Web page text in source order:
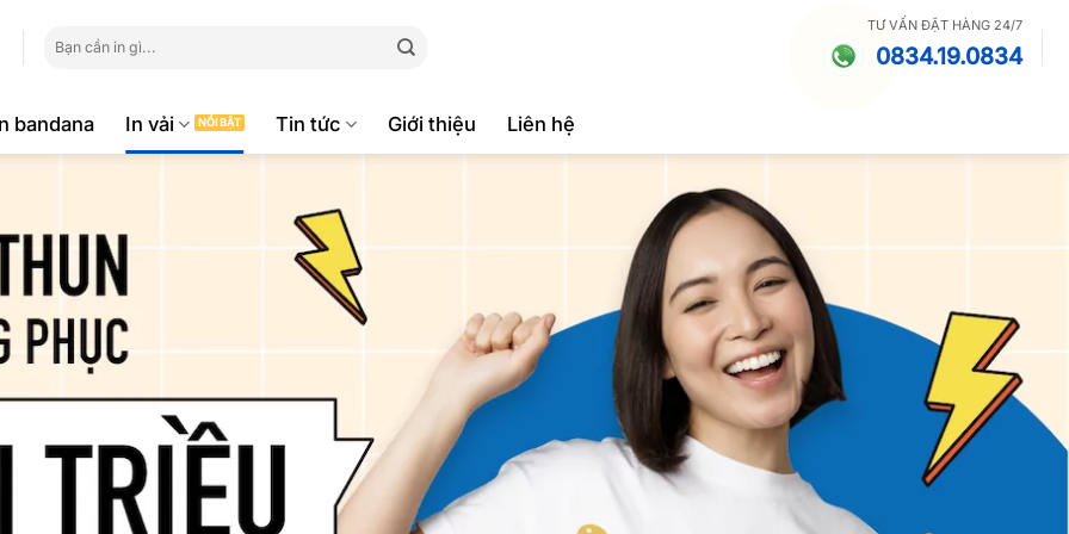
kiếm:
TƯ VẤN ĐẶT HÀNG 24/7
0834.19.0834
bandana In vải Tin tức Giới thiệu Liên hệ